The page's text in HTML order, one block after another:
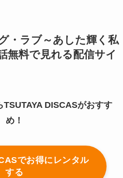
・ラブ～あした輝く私
無料で見れる配信サイ
DISCASがおすす
め！
でお得にレンタル
する